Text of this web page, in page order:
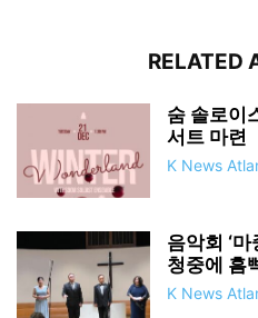
RELATED
숨 솔로이
서트 마련
K News
음악회 ‘
청중에 흠
K News